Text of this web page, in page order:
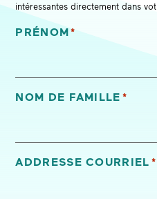
intéressantes directement dans
PRÉNOM *
NOM DE FAMILLE *
ADDRESSE COURRIEL *